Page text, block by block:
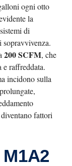
ogni otto
la
di
200 SCFM, che
raffreddata.
incidono sulla
fattori